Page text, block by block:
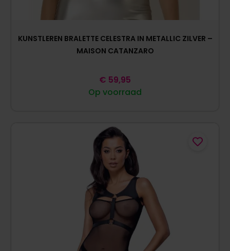
KUNSTLEREN BRALETTE CELESTRA IN METALLIC ZILVER –
MAISON CATANZARO
Op voorraad
€ 59,95